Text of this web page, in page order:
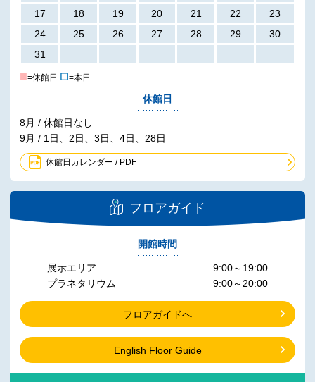
17
18 19 20 21 22
23
24
25 26 27 28 29
30
31
■=休館日 ☐=本日
休館日
8月 / 休館日なし
9月 / 1日、2日、3日、4日、28日
休館日カレンダー / PDF
フロアガイド
開館時間
展示エリア
プラネタリウム
9:00～19:00
9:00～20:00
フロアガイドへ
English Floor Guide